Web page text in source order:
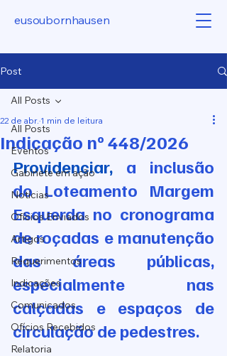
eusoubornhausen
Post
All Posts
Eventos
Gabinete em ação
Notícias
Ofícios Enviados
Artigos
Requerimentos
Indicações
Comunicados
Ofícios Recebidos
Relatoria
All Posts
Indicação nº 448/2026
22 de abr. 1 min de leitura
Providenciar, a inclusão
do Loteamento Margem
Esquerda no cronograma
de roçadas e manutenção
das áreas públicas,
especialmente nas
calçadas e espaços de
circulação de pedestres.